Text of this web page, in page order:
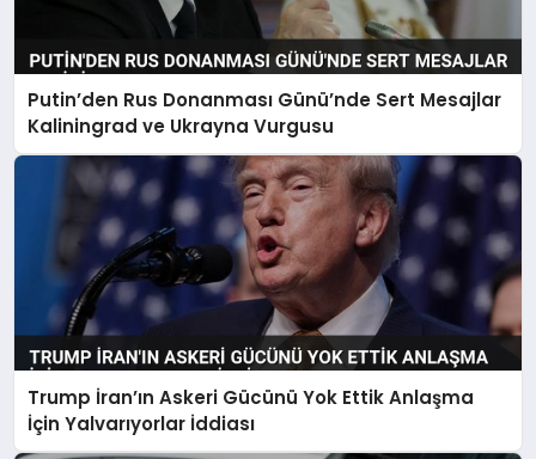
Putin’den Rus Donanması Günü’nde Sert Mesajlar
Kaliningrad ve Ukrayna Vurgusu
Trump İran’ın Askeri Gücünü Yok Ettik Anlaşma
İçin Yalvarıyorlar İddiası